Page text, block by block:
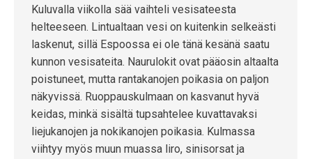
Kuluvalla viikolla sää vaihteli vesisateesta
helteeseen. Lintualtaan vesi on kuitenkin selkeästi
laskenut, sillä Espoossa ei ole tänä kesänä saatu
kunnon vesisateita. Naurulokit ovat pääosin altaalta
poistuneet, mutta rantakanojen poikasia on paljon
näkyvissä. Ruoppauskulmaan on kasvanut hyvä
keidas, minkä sisältä tupsahtelee kuvattavaksi
liejukanojen ja nokikanojen poikasia. Kulmassa
viihtyy myös muun muassa liro, sinisorsat ja